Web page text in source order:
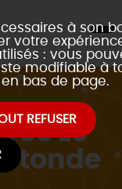
à son
votre
: vous
modifiable à
en bas de page.
REFUSER
Le